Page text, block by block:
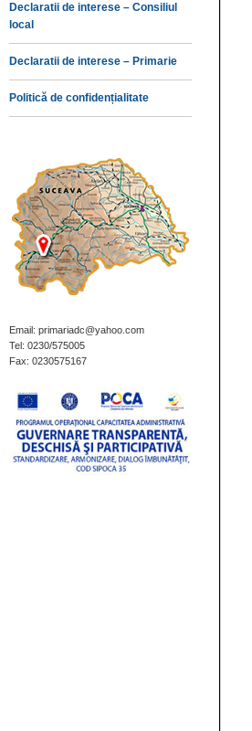
Declaratii de interese – Consiliul
local
Declaratii de interese – Primarie
Politică de confidențialitate
Email: primariadc@yahoo.com
Tel: 0230/575005
Fax: 0230575167